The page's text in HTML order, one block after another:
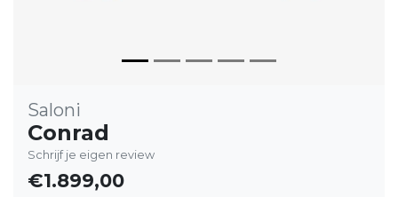
Saloni
Conrad
Schrijf je eigen review
€1.899,00